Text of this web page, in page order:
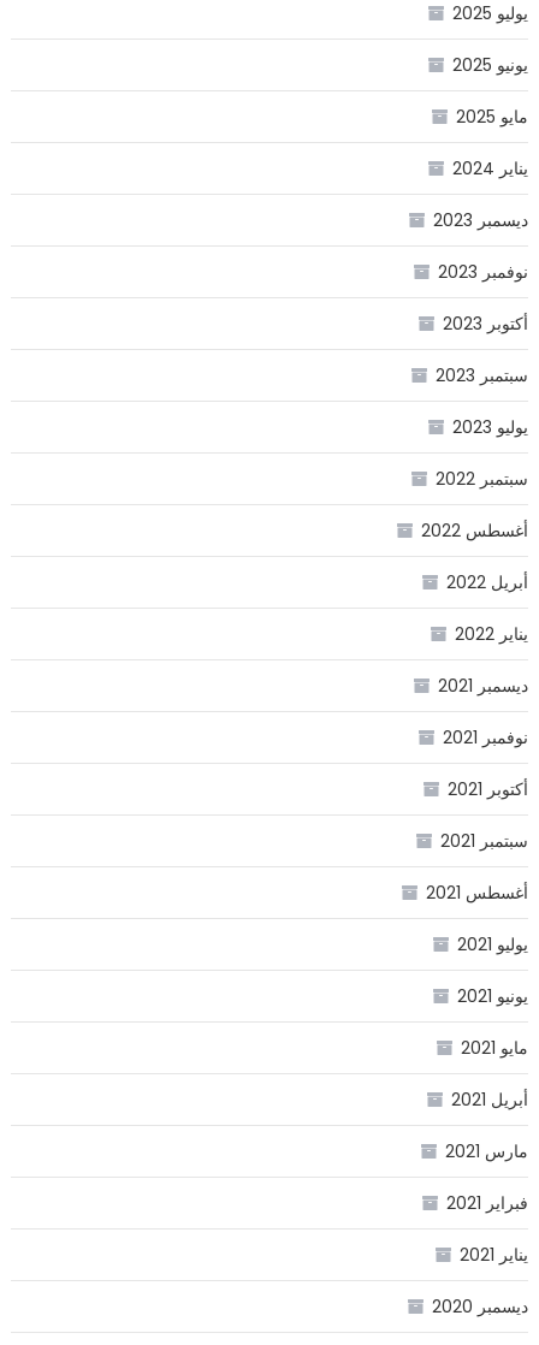
يوليو 2025
يونيو 2025
مايو 2025
يناير 2024
ديسمبر 2023
نوفمبر 2023
أكتوبر 2023
سبتمبر 2023
يوليو 2023
سبتمبر 2022
أغسطس 2022
أبريل 2022
يناير 2022
ديسمبر 2021
نوفمبر 2021
أكتوبر 2021
سبتمبر 2021
أغسطس 2021
يوليو 2021
يونيو 2021
مايو 2021
أبريل 2021
مارس 2021
فبراير 2021
يناير 2021
ديسمبر 2020